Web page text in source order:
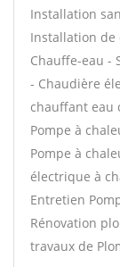
Installation
Installation de
Chauffe-eau -
- Chaudière
chauffant eau
Pompe à
Pompe à
électrique à
Entretien
Rénovation
travaux de